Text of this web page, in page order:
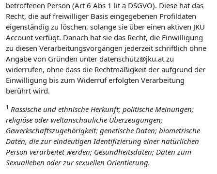
betroffenen Person (Art 6 Abs 1 lit a DSGVO). Diese hat das
Recht, die auf freiwilliger Basis eingegebenen Profildaten
eigenständig zu löschen, solange sie über einen aktiven JKU
Account verfügt. Danach hat sie das Recht, die Einwilligung
zu diesen Verarbeitungsvorgängen jederzeit schriftlich ohne
Angabe von Gründen unter datenschutz@jku.at zu
widerrufen, ohne dass die Rechtmäßigkeit der aufgrund der
Einwilligung bis zum Widerruf erfolgten Verarbeitung
berührt wird.
1 Rassische und ethnische Herkunft; politische Meinungen;
religiöse oder weltanschauliche Überzeugungen;
Gewerkschaftszugehörigkeit; genetische Daten; biometrische
Daten, die zur eindeutigen Identifizierung einer natürlichen
Person verarbeitet werden; Gesundheitsdaten; Daten zum
Sexualleben oder zur sexuellen Orientierung.